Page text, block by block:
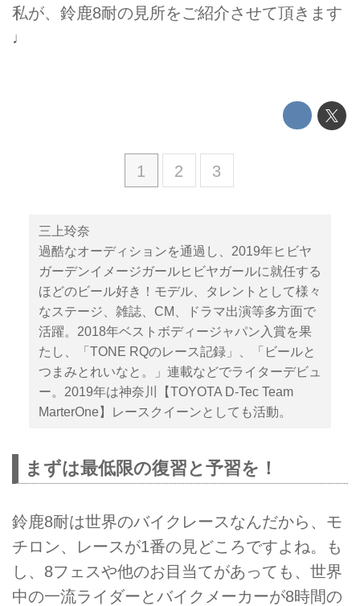
私が、鈴鹿8耐の見所をご紹介させて頂きます
♩
1 2 3
三上玲奈
過酷なオーディションを通過し、2019年ヒビヤ
ガーデンイメージガールヒビヤガールに就任する
ほどのビール好き！モデル、タレントとして様々
なステージ、雑誌、CM、ドラマ出演等多方面で
活躍。2018年ベストボディージャパン入賞を果
たし、「TONE RQのレース記録」、「ビールと
つまみとれいなと。」連載などでライターデビュ
ー。2019年は神奈川【TOYOTA D-Tec Team
MarterOne】レースクイーンとしても活動。
まずは最低限の復習と予習を！
鈴鹿8耐は世界のバイクレースなんだから、モ
チロン、レースが1番の見どころですよね。も
し、8フェスや他のお目当てがあっても、世界
中の一流ライダーとバイクメーカーが8時間の